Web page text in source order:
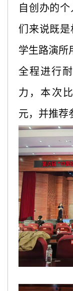
自创办的
们来说既
学生路演所
全程进行
力，本次
元，并推荐